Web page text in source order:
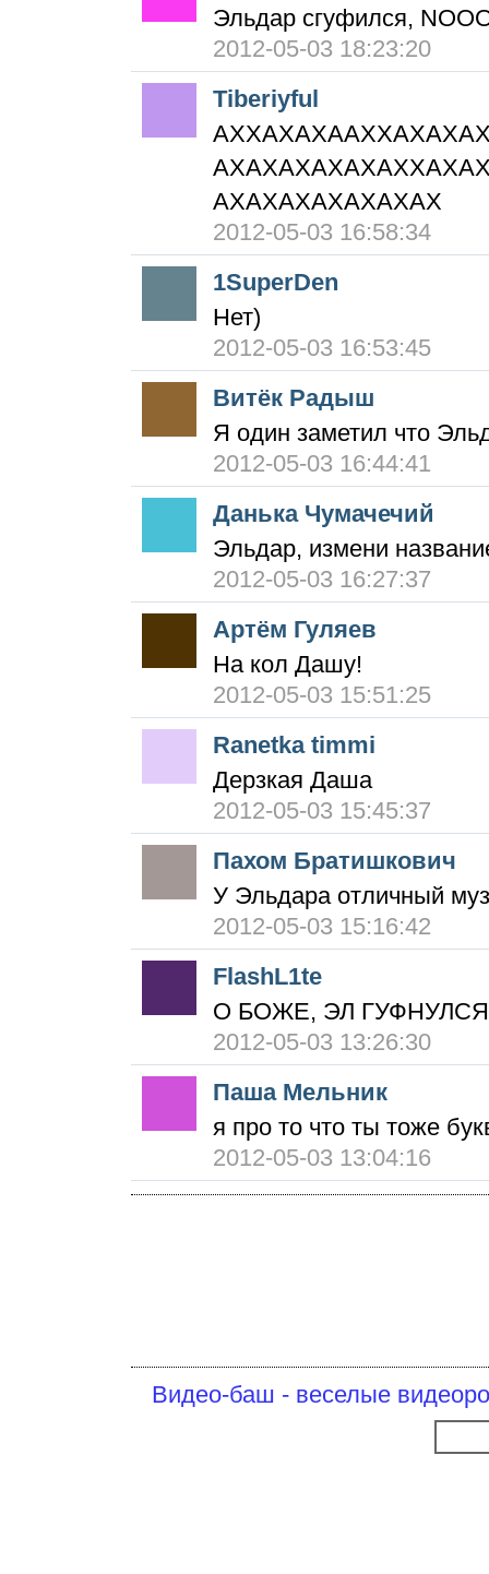
Эльдар сгуфился,
2012-05-03 18:23:20
Tiberiyful
АХАХАХАХАХАХАХ
2012-05-03 16:58:34
1SuperDen
Нет)
2012-05-03 16:53:45
Витёк Радыш
Я один заметил что
2012-05-03 16:44:41
Данька Чумачечий
Эльдар, измени
2012-05-03 16:27:37
Артём Гуляев
На кол Дашу!
2012-05-03 15:51:25
Ranetka timmi
Дерзкая Даша
2012-05-03 15:45:37
Пахом Братишкович
У Эльдара отличный
2012-05-03 15:16:42
FlashL1te
О БОЖЕ, ЭЛ
2012-05-03 13:26:30
Паша Мельник
я про то что ты тоже
2012-05-03 13:04:16
Видео-баш - веселые